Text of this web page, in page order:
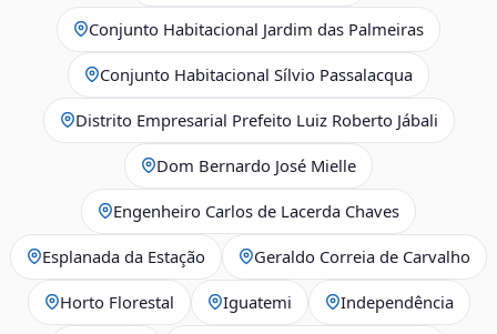
Conjunto Habitacional Jardim das Palmeiras
Conjunto Habitacional Sílvio Passalacqua
Distrito Empresarial Prefeito Luiz Roberto Jábali
Dom Bernardo José Mielle
Engenheiro Carlos de Lacerda Chaves
Esplanada da Estação Geraldo Correia de Carvalho
Horto Florestal Iguatemi Independência